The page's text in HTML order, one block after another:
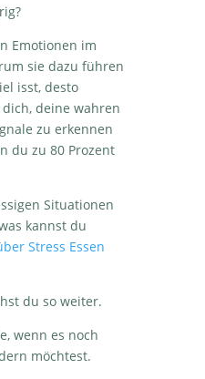
Emotionen im
sie dazu führen
isst, desto
deine wahren
zu erkennen
du zu 80 Prozent
Situationen
kannst du
Stress Essen
du so weiter.
wenn es noch
möchtest.